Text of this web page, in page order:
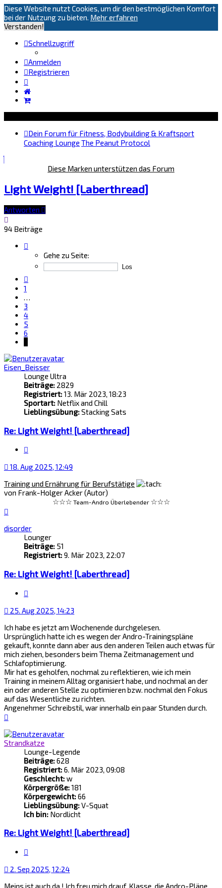
Diese Website nutzt Cookies, um dir den bestmöglichen Komfort
bei der Nutzung zu bieten. Mehr erfahren
Verstanden!
Schnellzugriff
Anmelden
Registrieren
Dein Forum für Fitness, Bodybuilding & Kraftsport
Coaching Lounge The Peanut Protocol
Diese Marken unterstützen das Forum
Light Weight! [Laberthread]
Antworten
94 Beiträge
von
Gehe zu Seite:
1
…
3
4
5
6
Eisen_Beisser
Lounge Ultra
Beiträge: 2829
Registriert:13. Mär 2023, 18:23
Sportart: Netflix and Chill
Lieblingsübung:Stacking Sats
Re: Light Weight! [Laberthread]
18. Aug 2025, 12:49
Training und Ernährung für Berufstätige
von Frank-Holger Acker (Autor)
☆☆☆ Team-Andro Überlebender☆☆☆
disorder
Lounger
Beiträge: 51
Registriert:9. Mär 2023, 22:07
Re: Light Weight! [Laberthread]
25. Aug 2025, 14:23
Ich habe es jetzt am Wochenende durchgelesen.
Ursprünglich hatte ich es wegen der Andro-Trainingspläne
gekauft, konnte dann aber aus den anderen Teilen auch etwas für
mich ziehen, besonders beim Thema Zeitmanagement und
Schlafoptimierung.
Mir hat es geholfen, nochmal zu reflektieren, wie ich mein
Training in meinem Alltag organisiert habe, und nochmal an der
ein oder anderen Stelle zu optimieren bzw. nochmal den Fokus
auf das Wesentliche zu richten.
Angenehmer Schreibstil, war innerhalb ein paar Stunden durch.
Strandkatze
Lounge-Legende
Beiträge:628
Registriert:6. Mär 2023, 09:08
Geschlecht:w
Körpergröße:181
Körpergewicht:66
Lieblingsübung:V-Squat
Ich bin: Nordlicht
Re: Light Weight! [Laberthread]
2. Sep 2025, 12:24
Meins ist auch da ! Ich freu mich drauf. Klasse, die Andro-Pläne